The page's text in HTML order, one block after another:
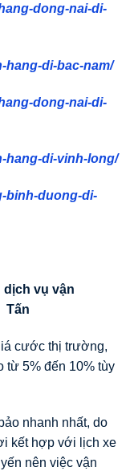
dong-nai-di-
hang-di-bac-nam/
dong-nai-di-
hang-di-vinh-long/
binh-duong-di-
d ịch vụ vận
Tấn
cước thị trường,
từ 5% đến 10% tùy
nhanh nhất, do
kết hợp với lịch xe
nên việc vận